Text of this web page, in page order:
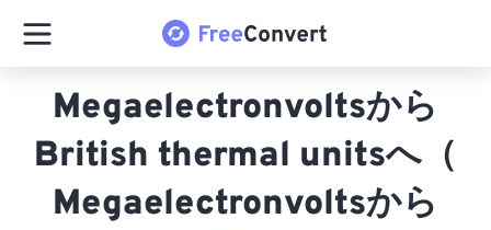
Megaelectronvoltsから
British thermal unitsへ（
Megaelectronvoltsから